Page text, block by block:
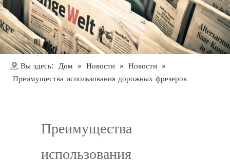
Вы здесь: Дом » Новости » Новости »
Преимущества использования дорожных фрезеров
Преимущества
использования